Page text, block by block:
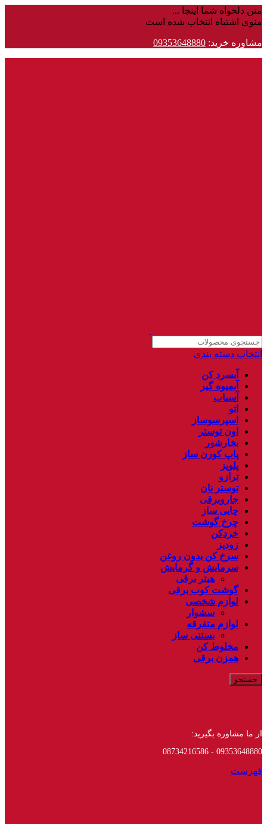
متن دلخواه شما اینجا ...
منوی اشتباه انتخاب شده است
مشاوره خرید: 09353648880
انتخاب دسته بندی
آبسرد کن
آبمیوه گیر
آسیاب
اتو
اسپرسوساز
اون توستر
بخارشور
پاپ کورن ساز
پلوپز
ترازو
توستر نان
جاروبرقی
چایی ساز
چرخ گوشت
خردکن
زودپز
سرخ کن بدون روغن
سرمایش و گرمایش
هیتر برقی
گوشت کوب برقی
لوازم شخصی
سشوار
لوازم متفرقه
بستنی ساز
مخلوط کن
همزن برقی
جستجو
از ما مشاوره بگیرید:
09353648880 - 08734216586
فهرست